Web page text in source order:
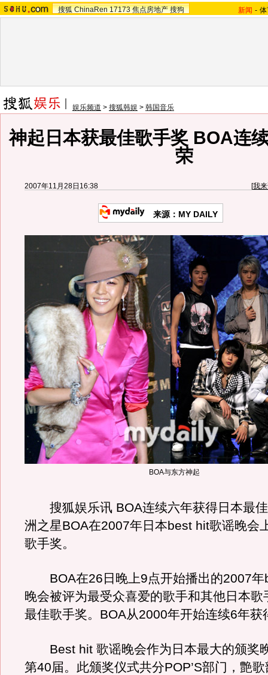
搜狐 ChinaRen 17173 焦点房地产 搜狗 新闻 -
娱乐频道 > 搜狐韩娱 > 韩国音乐
神起日本获最佳歌手奖 BOA连
荣
2007年11月28日16:38 [我
来源：MY DAILY
BOA与东方神起
搜狐娱乐讯 BOA连续六年获得日本最佳
洲之星BOA在2007年日本best hit歌谣晚会
歌手奖。
BOA在26日晚上9点开始播出的2007年
晚会被评为最受众喜爱的歌手和其他日本歌
最佳歌手奖。BOA从2000年开始连续6年获
Best hit 歌谣晚会作为日本最大的颁奖
第40届。此颁奖仪式共分POP’S部门，艶